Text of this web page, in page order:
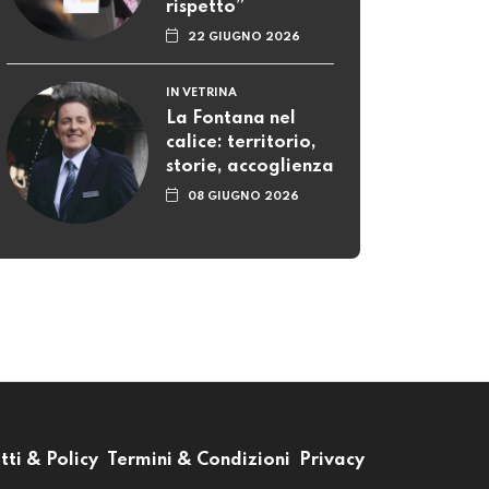
rispetto”
22 GIUGNO 2026
IN VETRINA
La Fontana nel
calice: territorio,
storie, accoglienza
08 GIUGNO 2026
& Policy Termini & Condizioni Privacy